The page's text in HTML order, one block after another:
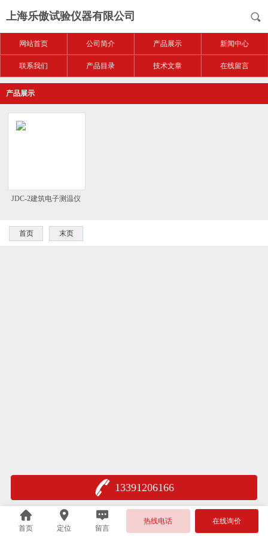
上海乐傲试验仪器有限公司
网站首页 公司简介 产品展示 新闻中心
联系我们 产品目录 技术文章 在线留言
产品展示
JDC-2建筑电子测温仪
首页 末页
13391206166
首页 定位 留言
热线电话 在线询价